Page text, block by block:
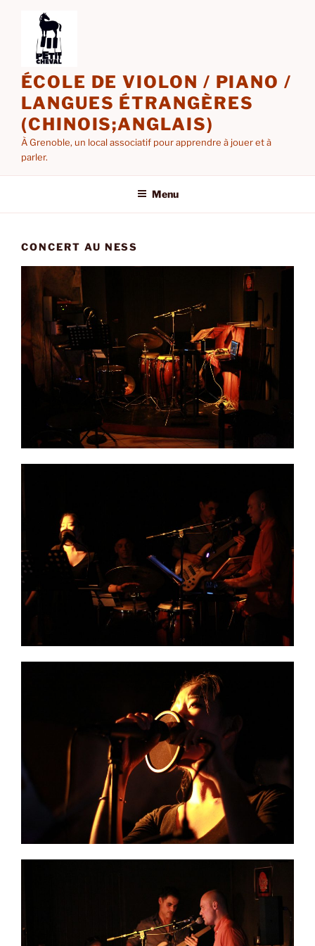
contenu
principal
ÉCOLE DE VIOLON / PIANO /
LANGUES ÉTRANGÈRES
(CHINOIS;ANGLAIS)
À Grenoble, un local associatif pour apprendre à jouer et à
parler.
Menu
CONCERT AU NESS